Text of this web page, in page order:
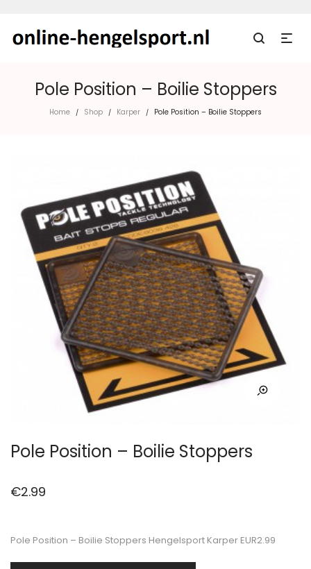
Pole Position – Boilie Stoppers
Home / Shop / Karper / Pole Position – Boilie Stoppers
Pole Position – Boilie Stoppers
€2.99
Pole Position – Boilie Stoppers Hengelsport Karper EUR2.99